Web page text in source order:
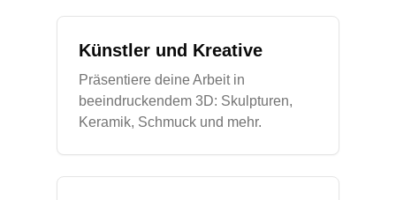
Künstler und Kreative
Präsentiere deine Arbeit in
beeindruckendem 3D: Skulpturen,
Keramik, Schmuck und mehr.